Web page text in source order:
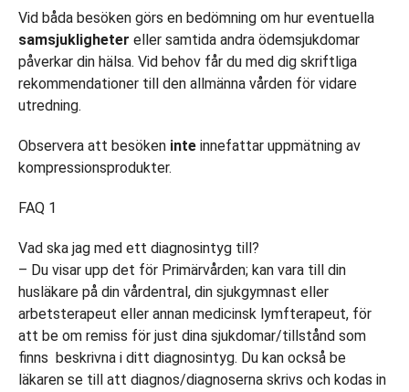
Vid båda besöken görs en bedömning om hur eventuella
samsjukligheter eller samtida andra ödemsjukdomar
påverkar din hälsa. Vid behov får du med dig skriftliga
rekommendationer till den allmänna vården för vidare
utredning.
Observera att besöken inte innefattar uppmätning av
kompressionsprodukter.
FAQ 1
Vad ska jag med ett diagnosintyg till?
– Du visar upp det för Primärvården; kan vara till din
husläkare på din vårdentral, din sjukgymnast eller
arbetsterapeut eller annan medicinsk lymfterapeut, för
att be om remiss för just dina sjukdomar/tillstånd som
finns beskrivna i ditt diagnosintyg. Du kan också be
läkaren se till att diagnos/diagnoserna skrivs och kodas in